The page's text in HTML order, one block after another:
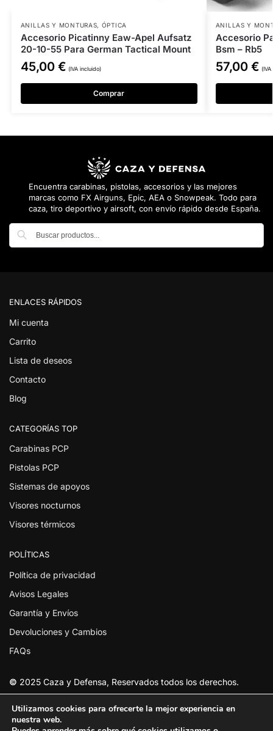
ANILLAS Y MONTURAS, ÓPTICA
Accesorio Picatinny Eaw-Apel Aufsatz
20-10-55 Para German Tactical Mount
45,00 € (IVA incluido)
Comprar
ANILLAS Y
Accesorio
Bsm – Rb5
57,00 €
Encuentra carabinas, pistolas, accesorios y las mejores
marcas como FX Airguns, Epic, AEA o Snowpeak. Todo para
caza, tiro deportivo y airsoft, con envío rápido desde España.
ENLACES RÁPIDOS
Mi cuenta
Carrito
Lista de deseos
Contacto
Blog
CATEGORÍAS TOP
Carabinas PCP
Pistolas PCP
Sistemas de apoyos
Visores nocturnos
Visores térmicos
POLÍTICAS
Política de privacidad
Avisos Legales
Garantía y Envíos
Devoluciones y Cambios
FAQs
© 2025 Caza y Defensa, Reservados todos los derechos.
Utilizamos cookies para ofrecerte la mejor experiencia en
nuestra web.